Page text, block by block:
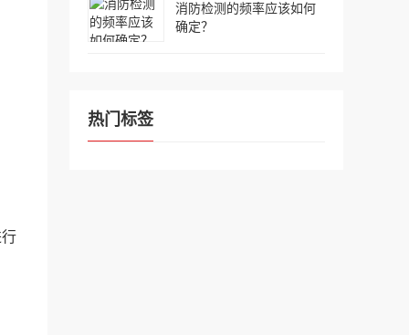
消防检测的频率应该如何
确定？
热门标签